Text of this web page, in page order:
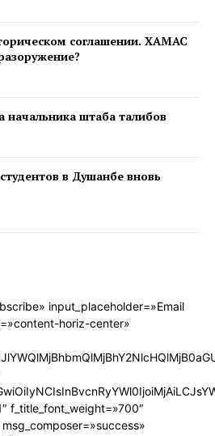
соглашении. ХАМАС
начальника штаба талибов
в Душанбе вновь
input_placeholder=»Email
horiz-center»
f_title_font_weight=»700″